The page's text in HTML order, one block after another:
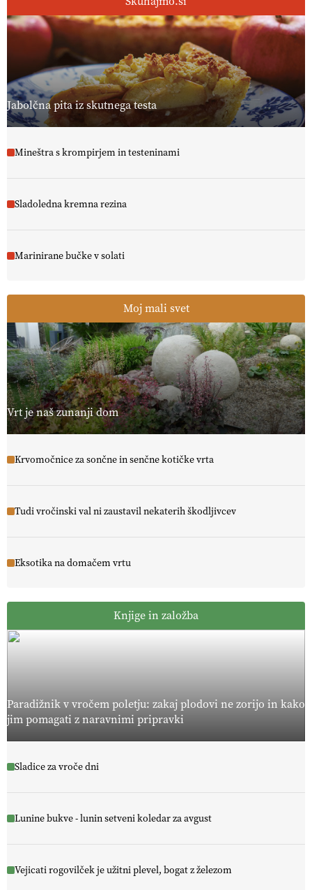
Jabolčna pita iz skutnega testa
Mineštra s krompirjem in testeninami
Sladoledna kremna rezina
Marinirane bučke v solati
Moj mali svet
Vrt je naš zunanji dom
Krvomočnice za sončne in senčne kotičke vrta
Tudi vročinski val ni zaustavil nekaterih škodljivcev
Eksotika na domačem vrtu
Knjige in založba
Paradižnik v vročem poletju: zakaj plodovi ne zorijo in kako
jim pomagati z naravnimi pripravki
Sladice za vroče dni
Lunine bukve - lunin setveni koledar za avgust
Vejicati rogovilček je užitni plevel, bogat z železom